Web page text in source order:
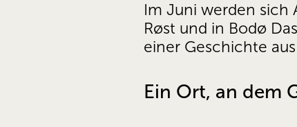
Im Juni werden sich
Røst und in Bodø
einer Geschichte
Ein Ort, an dem